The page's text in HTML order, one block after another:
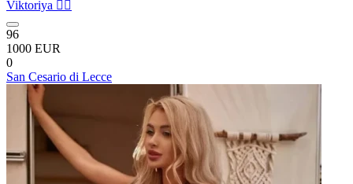
Viktoriya ❤️‍🔥
96
1000 EUR
0
San Cesario di Lecce